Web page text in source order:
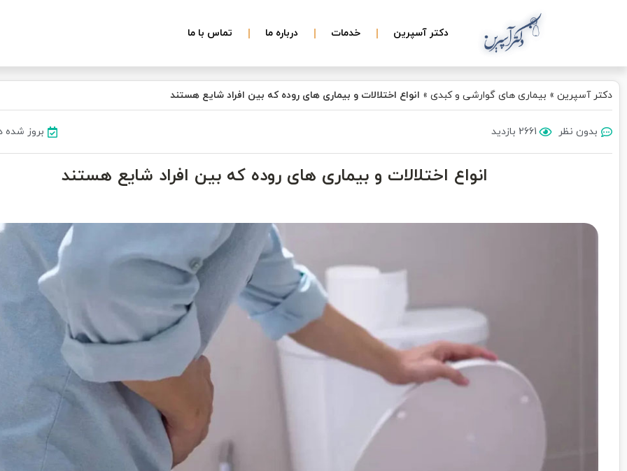
دکتر آسپرین خدمات درباره ما تماس با ما
دکتر آسپرین » بیماری های گوارشی و کبدی » انواع اختلالات و بیماری های روده که بین افراد شایع هستند
بدون نظر 2661 بازدید بروز شده در ۱۰
انواع اختلالات و بیماری های روده که بین افراد شایع هستند